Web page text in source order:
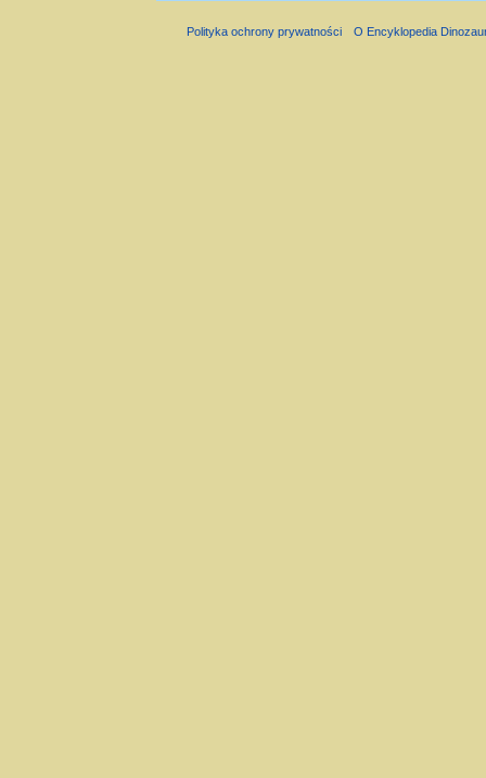
Polityka ochrony prywatności O Encyklopedia